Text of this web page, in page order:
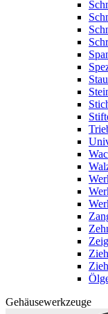
Gehäusewerkzeuge